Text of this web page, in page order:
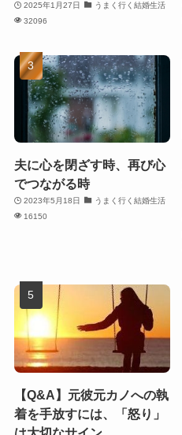
2025年1月27日
うまく行く結婚生活
32096
夫に心を閉ざす時、再び心
でつながる時
2023年5月18日
うまく行く結婚生活
16150
【Q&A】元彼元カノへの執
着を手放すには、「怒り」